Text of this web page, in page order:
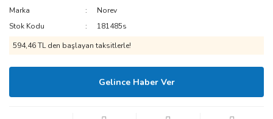
Marka
Norev
Stok Kodu
181485s
594,46 TL den başlayan taksitlerle!
Gelince Haber Ver